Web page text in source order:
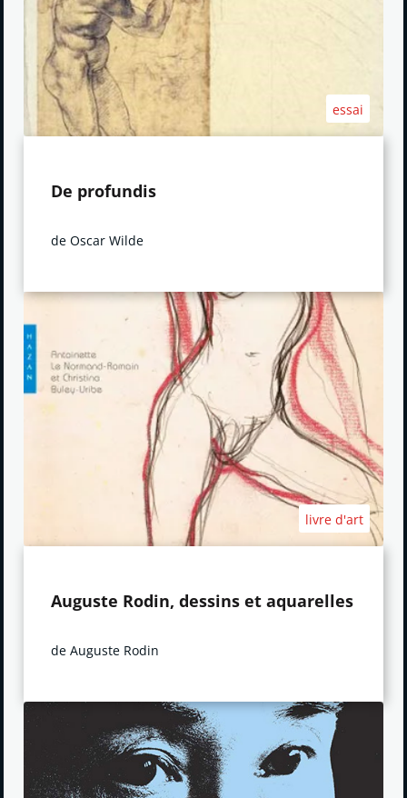
essai
De profundis
de Oscar Wilde
livre d'art
Auguste Rodin, dessins et aquarelles
de Auguste Rodin